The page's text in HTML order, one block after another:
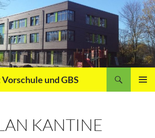
und GBS
KANTINE